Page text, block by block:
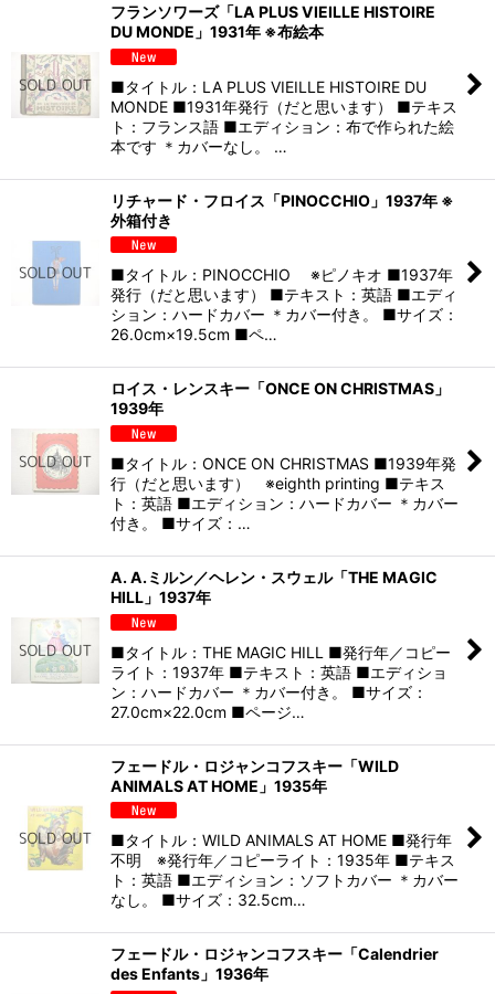
フランソワーズ「LA PLUS VIEILLE HISTOIRE
DU MONDE」1931年 ※布絵本
■タイトル：LA PLUS VIEILLE HISTOIRE DU
MONDE ■1931年発行（だと思います） ■テキス
ト：フランス語 ■エディション：布で作られた絵
本です ＊カバーなし。 …
リチャード・フロイス「PINOCCHIO」1937年 ※
外箱付き
■タイトル：PINOCCHIO ※ピノキオ ■1937年
発行（だと思います） ■テキスト：英語 ■エディ
ション：ハードカバー ＊カバー付き。 ■サイズ：
26.0cm×19.5cm ■ペ…
ロイス・レンスキー「ONCE ON CHRISTMAS」
1939年
■タイトル：ONCE ON CHRISTMAS ■1939年発
行（だと思います） ※eighth printing ■テキス
ト：英語 ■エディション：ハードカバー ＊カバー
付き。 ■サイズ：…
A. A.ミルン／ヘレン・スウェル「THE MAGIC
HILL」1937年
■タイトル：THE MAGIC HILL ■発行年／コピー
ライト：1937年 ■テキスト：英語 ■エディショ
ン：ハードカバー ＊カバー付き。 ■サイズ：
27.0cm×22.0cm ■ページ…
フェードル・ロジャンコフスキー「WILD
ANIMALS AT HOME」1935年
■タイトル：WILD ANIMALS AT HOME ■発行年
不明 ※発行年／コピーライト：1935年 ■テキス
ト：英語 ■エディション：ソフトカバー ＊カバー
なし。 ■サイズ：32.5cm…
フェードル・ロジャンコフスキー「Calendrier
des Enfants」1936年